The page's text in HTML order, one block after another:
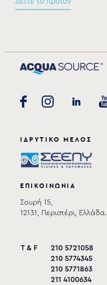
ΙΔΡΥΤΙΚΟ ΜΕΛΟΣ
ΕΠΙΚΟΙΝΩΝΙΑ
Σουρή 15,
12131, Περιστέρι, Ελλάδα.
T & F
210 5721058
210 5774345
210 5771863
211 4100634